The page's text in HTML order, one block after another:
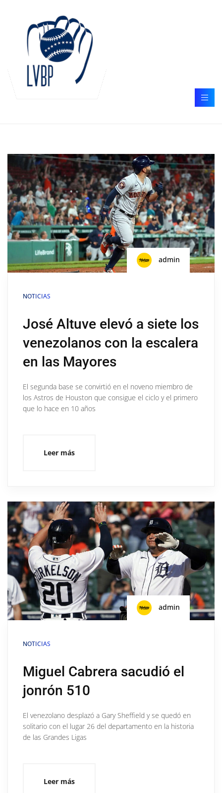
admin
NOTICIAS
José Altuve elevó a siete los
venezolanos con la escalera
en las Mayores
El segunda base se convirtió en el noveno miembro de
los Astros de Houston que consigue el ciclo y el primero
que lo hace en 10 años
Leer más
admin
NOTICIAS
Miguel Cabrera sacudió el
jonrón 510
El venezolano desplazó a Gary Sheffield y se quedó en
solitario con el lugar 26 del departamento en la historia
de las Grandes Ligas
Leer más